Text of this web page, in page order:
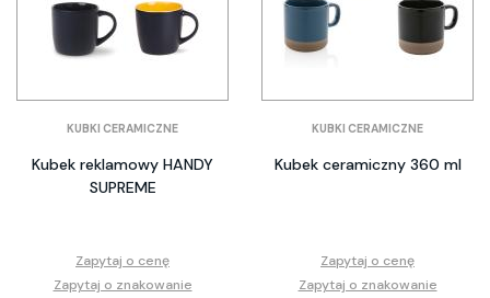
KUBKI CERAMICZNE
Kubek reklamowy HANDY
SUPREME
Zapytaj o cenę
Zapytaj o znakowanie
KUBKI CERAMICZNE
Kubek ceramiczny 360 ml
Zapytaj o cenę
Zapytaj o znakowanie